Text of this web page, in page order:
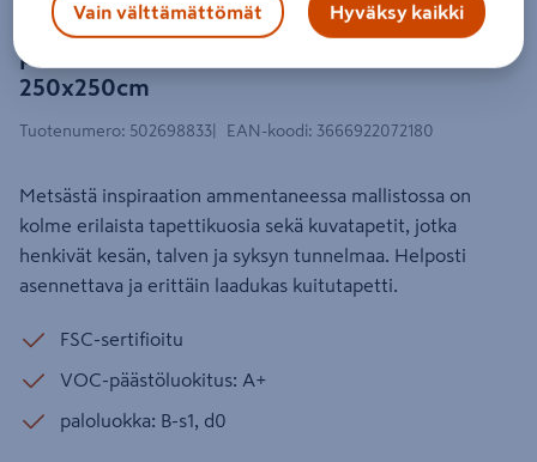
Kuvatapetti Caselio Balade Poesie
printaniere BLD106169006
250x250cm
Tuotenumero: 502698833 EAN-koodi: 3666922072180
Metsästä inspiraation ammentaneessa mallistossa on
kolme erilaista tapettikuosia sekä kuvatapetit, jotka
henkivät kesän, talven ja syksyn tunnelmaa. Helposti
asennettava ja erittäin laadukas kuitutapetti.
FSC-sertifioitu
VOC-päästöluokitus: A+
paloluokka: B-s1, d0
Vain välttämättömät Hyväksy kaikki